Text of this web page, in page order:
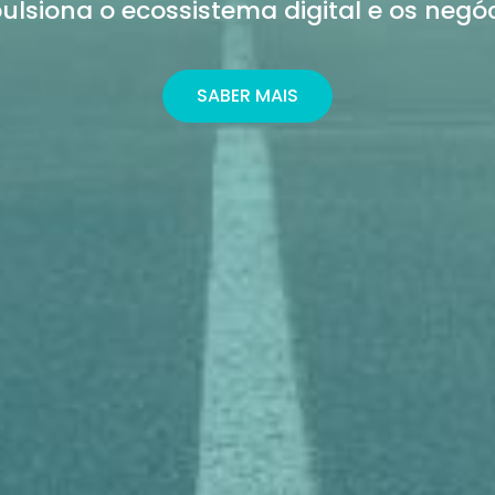
o ecossistema digital e os
SABER MAIS